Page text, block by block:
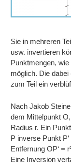
Sie in mehreren
usw. invertieren
Punktmengen,
möglich. Die
zum Teil ein
Nach Jakob
dem Mittelpunkt
Radius r. Ein
P inverse Punkt
Entfernung OP‘ =
Eine Inversion